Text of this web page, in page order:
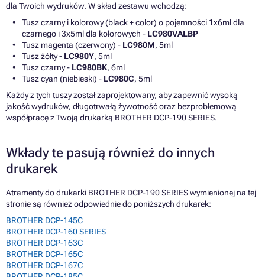
dla Twoich wydruków. W skład zestawu wchodzą:
Tusz czarny i kolorowy (black + color) o pojemności 1x6ml dla
czarnego i 3x5ml dla kolorowych - LC980VALBP
Tusz magenta (czerwony) - LC980M, 5ml
Tusz żółty - LC980Y, 5ml
Tusz czarny - LC980BK, 6ml
Tusz cyan (niebieski) - LC980C, 5ml
Każdy z tych tuszy został zaprojektowany, aby zapewnić wysoką
jakość wydruków, długotrwałą żywotność oraz bezproblemową
współpracę z Twoją drukarką BROTHER DCP-190 SERIES.
Wkłady te pasują również do innych
drukarek
Atramenty do drukarki BROTHER DCP-190 SERIES wymienionej na tej
stronie są również odpowiednie do poniższych drukarek:
BROTHER DCP-145C
BROTHER DCP-160 SERIES
BROTHER DCP-163C
BROTHER DCP-165C
BROTHER DCP-167C